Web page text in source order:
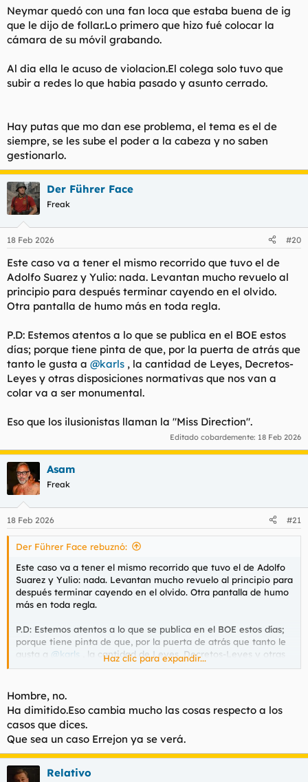
Neymar quedó con una fan loca que estaba buena de ig
que le dijo de follar.Lo primero que hizo fué colocar la
cámara de su móvil grabando.
Al dia ella le acuso de violacion.El colega solo tuvo que
subir a redes lo que habia pasado y asunto cerrado.
Hay putas que mo dan ese problema, el tema es el de
siempre, se les sube el poder a la cabeza y no saben
gestionarlo.
Der Führer Face
Freak
18 Feb 2026 #20
Este caso va a tener el mismo recorrido que tuvo el de
Adolfo Suarez y Yulio: nada. Levantan mucho revuelo al
principio para después terminar cayendo en el olvido.
Otra pantalla de humo más en toda regla.
P.D: Estemos atentos a lo que se publica en el BOE estos
días; porque tiene pinta de que, por la puerta de atrás que
tanto le gusta a @karls , la cantidad de Leyes, Decretos-
Leyes y otras disposiciones normativas que nos van a
colar va a ser monumental.
Eso que los ilusionistas llaman la "Miss Direction".
Editado cobardemente: 18 Feb 2026
Asam
Freak
18 Feb 2026 #21
Der Führer Face rebuznó:
Este caso va a tener el mismo recorrido que tuvo el de Adolfo
Suarez y Yulio: nada. Levantan mucho revuelo al principio para
después terminar cayendo en el olvido. Otra pantalla de humo
más en toda regla.
P.D: Estemos atentos a lo que se publica en el BOE estos días;
porque tiene pinta de que, por la puerta de atrás que tanto le
gusta a @karls
, la cantidad de Leyes, Decretos-Leyes y otras
disposiciones normativas que nos van a colar va a ser
Eso que los ilusionistas llaman la "Miss Direction".
Haz clic para expandir...
Hombre, no.
Ha dimitido.Eso cambia mucho las cosas respecto a los
casos que dices.
Que sea un caso Errejon ya se verá.
Relativo